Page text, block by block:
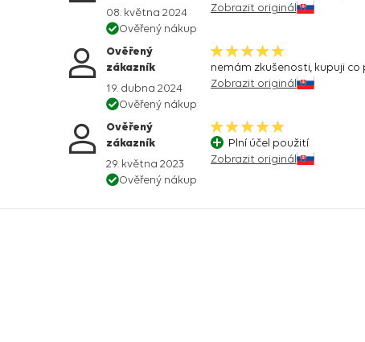
08. května 2024
Ověřený nákup
Zobrazit originál
Ověřený
zákazník
19. dubna 2024
Ověřený nákup
nemám zkušenosti, kupuji co
Zobrazit originál
Ověřený
zákazník
29. května 2023
Ověřený nákup
Plní účel použití
Zobrazit originál